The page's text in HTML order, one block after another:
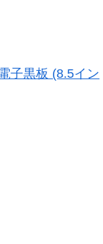
子黒板 (8.5イン